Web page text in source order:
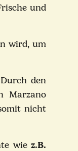
und
wird, um
den
Marzano
nicht
wie z.B.